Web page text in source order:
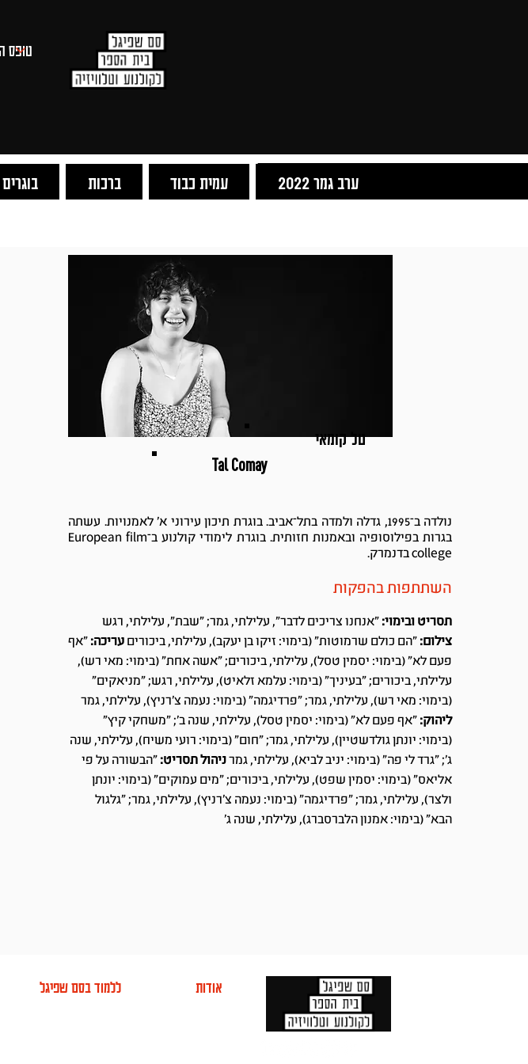
טל קומאי
Tal Comay
נולדה ב־1995, גדלה ולמדה בתל־אביב. בוגרת תיכון עירוני א' לאמנויות. עשתה
בגרות בפילוסופיה ובאמנות חזותית. בוגרת לימודי קולנוע ב־European film
college בדנמרק.
השתתפות בהפקות
תסריט ובימוי: "אנחנו צריכים לדבר", עלילתי, גמר; "שבת", עלילתי, רגש
צילום: "הם כולם שרמוטות" (בימוי: זיקו בן יעקב), עלילתי, ביכורים עריכה: "אף
פעם לא" (בימוי: יסמין טסל), עלילתי, ביכורים; "אשה אחת" (בימוי: מאי רש),
עלילתי, ביכורים; "בעיניך" (בימוי: עלמא זלאיט), עלילתי, רגש; "מניאקים"
(בימוי: מאי רש), עלילתי, גמר; "פרדיגמה" (בימוי: נעמה צ'רניץ), עלילתי, גמר
ליהוק: "אף פעם לא" (בימוי: יסמין טסל), עלילתי, שנה ב'; "משחקי קיץ"
(בימוי: יונתן גולדשטיין), עלילתי, גמר; "חום" (בימוי: רועי משיח), עלילתי, שנה
ג'; "גרד לי פה" (בימוי: יניב לביא), עלילתי, גמרניהול תסריט: "הבשורה על פי
אליאס" (בימוי: יסמין שפט), עלילתי, ביכורים; "מים עמוקים" (בימוי: יונתן
ולצר), עלילתי, גמר; "פרדיגמה" (בימוי: נעמה צ'רניץ), עלילתי, גמר; "גלגול
הבא" (בימוי: אמנון הלברסברג), עלילתי, שנה ג'
ערב גמר 2022 עמית כבוד ברכות בוגרים
ללמוד בסם שפיגל אודות